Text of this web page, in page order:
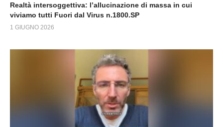
Realtà intersoggettiva: l’allucinazione di massa in cui
viviamo tutti Fuori dal Virus n.1800.SP
1 GIUGNO 2026